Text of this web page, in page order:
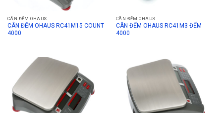
CÂN ĐẾM OHAUS
CÂN ĐẾM OHAUS RC41M15 COUNT
4000
CÂN ĐẾM OHAUS
CÂN ĐẾM OHAUS RC41M3 ĐẾM
4000